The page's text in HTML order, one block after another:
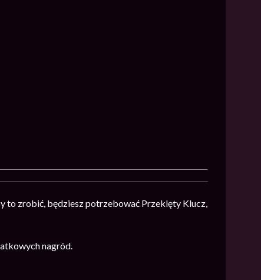
to zrobić, będziesz potrzebować Przeklęty Klucz,
nagród.